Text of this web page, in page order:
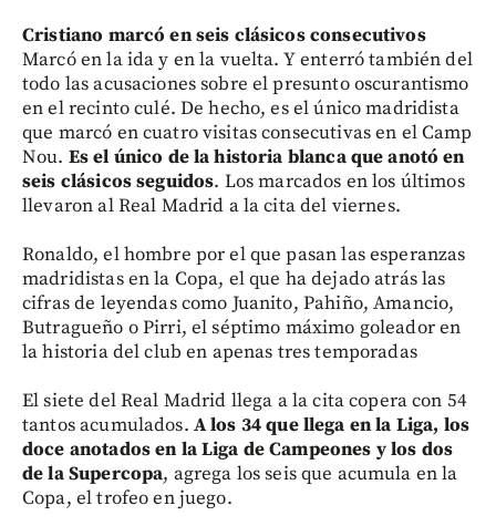
Cristiano marcó en seis clásicos consecutivos
Marcó en la ida y en la vuelta. Y enterró también del
todo las acusaciones sobre el presunto oscurantismo
en el recinto culé. De hecho, es el único madridista
que marcó en cuatro visitas consecutivas en el Camp
Nou. Es el único de la historia blanca que anotó en
seis clásicos seguidos. Los marcados en los últimos
llevaron al Real Madrid a la cita del viernes.
Ronaldo, el hombre por el que pasan las esperanzas
madridistas en la Copa, el que ha dejado atrás las
cifras de leyendas como Juanito, Pahiño, Amancio,
Butragueño o Pirri, el séptimo máximo goleador en
la historia del club en apenas tres temporadas
El siete del Real Madrid llega a la cita copera con 54
tantos acumulados. A los 34 que llega en la Liga, los
doce anotados en la Liga de Campeones y los dos
de la Supercopa, agrega los seis que acumula en la
Copa, el trofeo en juego.